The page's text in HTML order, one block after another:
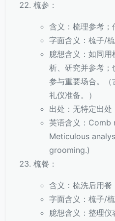
梳参：
含义：梳理参考；
字面含义：梳子/梳
臆想含义：如同
析、研究并参考；
参与重要场合。（
礼仪准备。）
出处：无特定出处
英语含义：Comb
Meticulous
grooming.)
梳餐：
含义：梳洗后用餐
字面含义：梳子/梳
臆想含义：整理仪